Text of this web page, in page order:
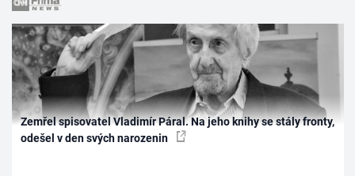
Zemřel spisovatel Vladimír Páral. Na jeho knihy se stály fronty,
odešel v den svých narozenin